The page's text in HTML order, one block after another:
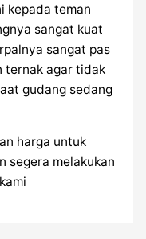
kepada teman
sangat kuat
sangat pas
ternak agar tidak
gudang sedang
harga untuk
segera melakukan